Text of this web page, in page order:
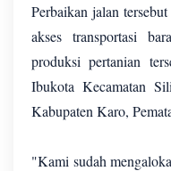
Perbaikan jalan
akses transportasi
produksi pertanian
Ibukota Kecamatan
Kabupaten Karo,
"Kami sudah